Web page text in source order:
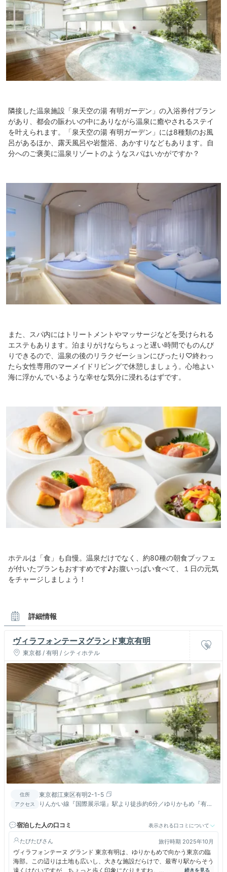
隣接した温泉施設「泉天空の湯 有明ガーデン」の入浴券付プラン
があり、都会の賑わいの中にありながら温泉に癒やされるステイ
を叶えられます。「泉天空の湯 有明ガーデン」には8種類のお風
呂があるほか、露天風呂や岩盤浴、あかすりなどもあります。自
分へのご褒美に温泉リゾートのようなスパはいかがですか？
また、スパ内にはトリートメントやマッサージなどを受けられる
エステもあります。泊まりがけならちょっと遅い時間でものんび
りできるので、温泉の後のリラクゼーションにぴったり♡終わっ
たら女性専用のマーメイドリビングで休憩しましょう。心地よい
海に浮かんでいるような幸せな気分に浸れるはずです。
ホテルは「食」も自慢。温泉だけでなく、約80種の朝食ブッフェ
が付いたプランもおすすめです♪お腹いっぱい食べて、１日の元気
をチャージしましょう！
詳細情報
ヴィラフォンテーヌグランド東京有明
東京都 / 有明 / シティホテル
住所 東京都江東区有明2-1-5
アクセス
りんかい線『国際展示場』駅より徒歩約6分／ゆりかもめ『有
宿泊した人の口コミ
表示される口コミについて
たびたび 旅行時期 2025年10月
ヴィラフォンテーヌ グランド 東京有明は、ゆりかもめで向かう東京の臨
海部。この辺りは土地も広いし、大きな施設だらけで、最寄り駅からそう
遠くはないですが、ちょっと歩く印象になりますね。